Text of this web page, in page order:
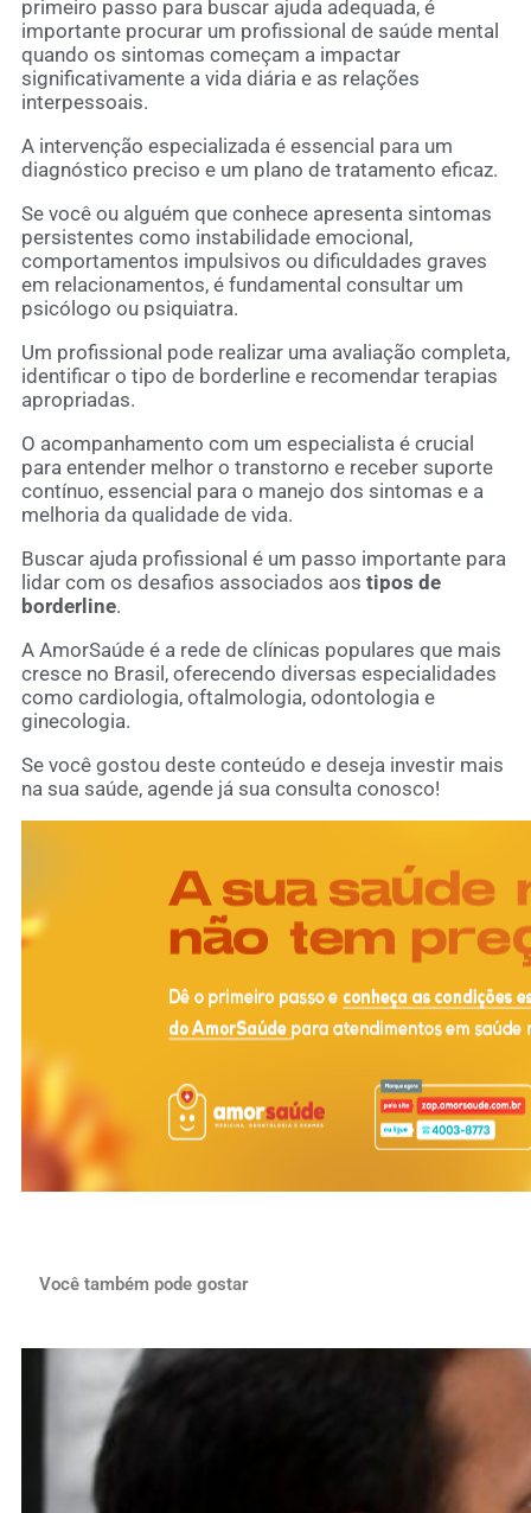
primeiro passo para buscar ajuda adequada, é
importante procurar um profissional de saúde mental
quando os sintomas começam a impactar
significativamente a vida diária e as relações
interpessoais.
A intervenção especializada é essencial para um
diagnóstico preciso e um plano de tratamento eficaz.
Se você ou alguém que conhece apresenta sintomas
persistentes como instabilidade emocional,
comportamentos impulsivos ou dificuldades graves
em relacionamentos, é fundamental consultar um
psicólogo ou psiquiatra.
Um profissional pode realizar uma avaliação completa,
identificar o tipo de borderline e recomendar terapias
apropriadas.
O acompanhamento com um especialista é crucial
para entender melhor o transtorno e receber suporte
contínuo, essencial para o manejo dos sintomas e a
melhoria da qualidade de vida.
Buscar ajuda profissional é um passo importante para
lidar com os desafios associados aos tipos de
borderline.
A AmorSaúde é a rede de clínicas populares que mais
cresce no Brasil, oferecendo diversas especialidades
como cardiologia, oftalmologia, odontologia e
ginecologia.
Se você gostou deste conteúdo e deseja investir mais
na sua saúde, agende já sua consulta conosco!
Você também pode gostar